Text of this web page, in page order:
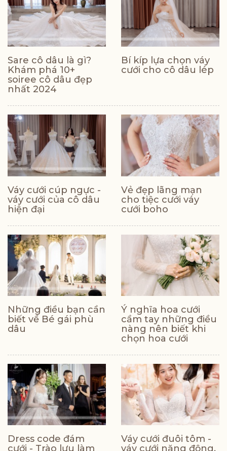
Sare cô dâu là gì?
Khám phá 10+
soiree cô dâu đẹp
nhất 2024
Bí kíp lựa chọn váy
cưới cho cô dâu lép
Váy cưới cúp ngực -
váy cưới của cô dâu
hiện đại
Vẻ đẹp lãng mạn
cho tiệc cưới váy
cưới boho
Những điều bạn cần
biết về Bé gái phù
dâu
Ý nghĩa hoa cưới
cầm tay những điều
nàng nên biết khi
chọn hoa cưới
Dress code đám
cưới - Trào lưu làm
Váy cưới đuôi tôm -
váy cưới năng động,